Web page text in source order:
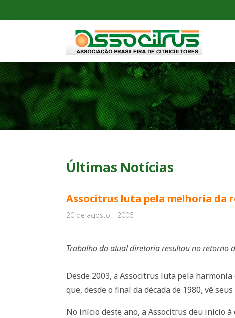
Últimas Notícias
Associtrus luta pela melhoria da
20 de agosto | 2006
Trabalho da atual diretoria resultou no retorno
Desde 2003, a Associtrus luta pela
que, desde o final da década de 1980, vê
No início deste ano, a Associtrus deu inicio